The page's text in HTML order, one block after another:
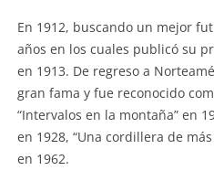
En 1912, buscando un mejor
años en los cuales publicó su
en 1913. De regreso a
gran fama y fue reconocido
“Intervalos en la montaña” en
en 1928, “Una cordillera de
en 1962.